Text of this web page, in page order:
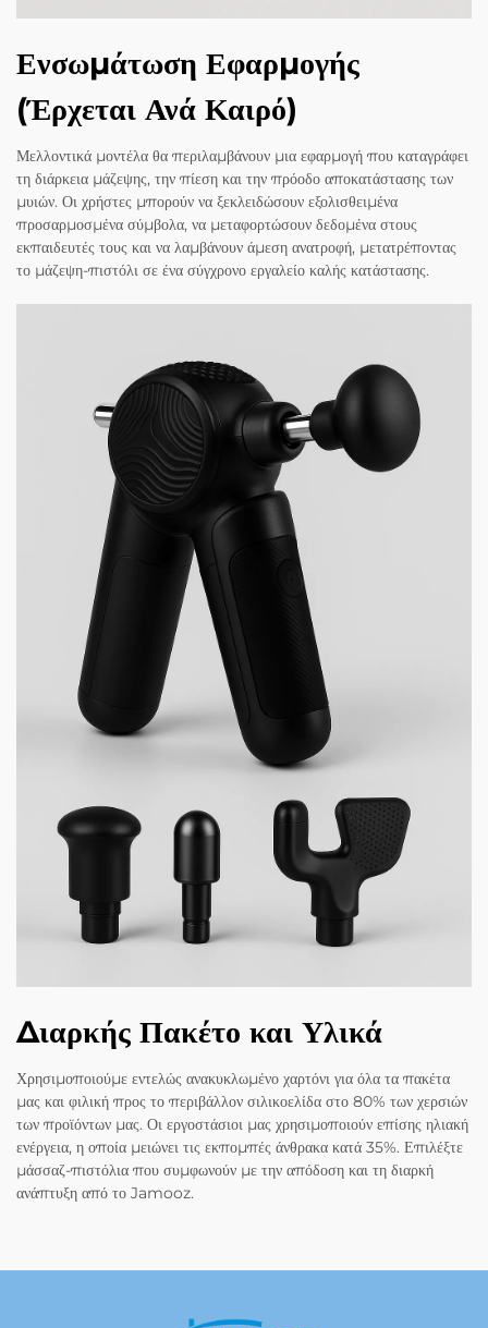
Ενσωμάτωση Εφαρμογής
(Έρχεται Ανά Καιρό)
Μελλοντικά μοντέλα θα περιλαμβάνουν μια εφαρμογή που καταγράφει
τη διάρκεια μάζεψης, την πίεση και την πρόοδο αποκατάστασης των
μυιών. Οι χρήστες μπορούν να ξεκλειδώσουν εξολισθειμένα
προσαρμοσμένα σύμβολα, να μεταφορτώσουν δεδομένα στους
εκπαιδευτές τους και να λαμβάνουν άμεση ανατροφή, μετατρέποντας
το μάζεψη-πιστόλι σε ένα σύγχρονο εργαλείο καλής κατάστασης.
Διαρκής Πακέτο και Υλικά
Χρησιμοποιούμε εντελώς ανακυκλωμένο χαρτόνι για όλα τα πακέτα
μας και φιλική προς το περιβάλλον σιλικοελίδα στο 80% των χερσιών
των προϊόντων μας. Οι εργοστάσιοι μας χρησιμοποιούν επίσης ηλιακή
ενέργεια, η οποία μειώνει τις εκπομπές άνθρακα κατά 35%. Επιλέξτε
μάσσαζ-πιστόλια που συμφωνούν με την απόδοση και τη διαρκή
ανάπτυξη από το Jamooz.